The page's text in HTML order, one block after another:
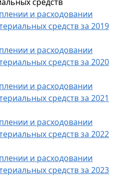
и расходовании
средств за 2019
и расходовании
средств за 2020
и расходовании
средств за 2021
и расходовании
средств за 2022
и расходовании
средств за 2023